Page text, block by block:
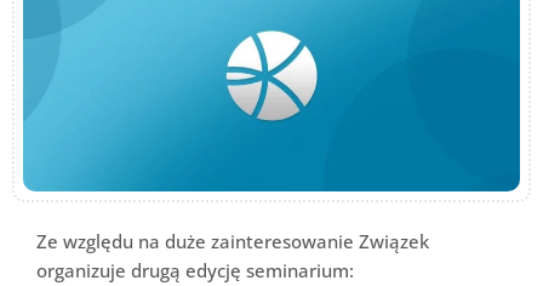
Ze względu na duże zainteresowanie Związek
organizuje drugą edycję seminarium: